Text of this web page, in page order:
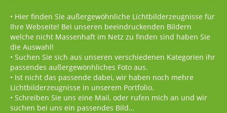
• Hier finden Sie außergewöhnliche Lichtbilderzeugnisse für
Ihre Webseite! Bei unseren beeindruckenden Bildern
welche nicht Massenhaft im Netz zu finden sind haben Sie
die Auswahl!
• Suchen Sie sich aus unseren verschiedenen Kategorien ihr
passendes außergewönhliches Foto aus.
• Ist nicht das passende dabei, wir haben noch mehre
Lichtbilderzeugnisse in unserem Portfolio.
• Schreiben Sie uns eine Mail, oder rufen mich an und wir
suchen bei uns ein passendes Bild…